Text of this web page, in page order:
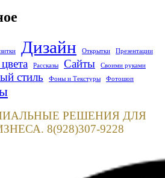
Дизайн Открытки Презентации
Рассказы Сайты
Своими руками
стиль Фоны и Текстуры Фотошоп
РЕШЕНИЯ ДЛЯ
8(928)307-9228